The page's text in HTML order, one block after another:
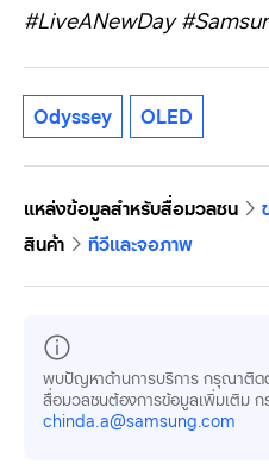
#LiveANewDay
Odyssey OLED
แหล่งข้อมูลสำหรับสื่อมวลชน
สินค้า
ทีวีและจอภาพ
พบปัญหาด้านการบริการ กรุณาติ
สื่อมวลชนต้องการข้อมูลเพิ่มเติม
chinda.a@samsung.com